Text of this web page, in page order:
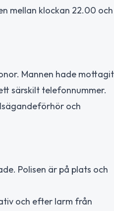
mellan klockan 22.00 och
Mannen hade mottagit
särskilt telefonnummer.
och
Polisen är på plats och
och efter larm från